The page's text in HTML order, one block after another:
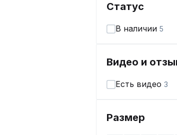
Статус
В наличии 5
Видео и
Есть видео 3
Размер